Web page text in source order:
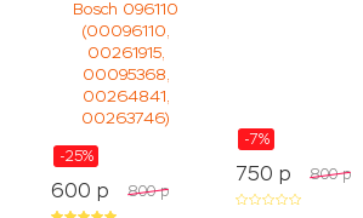
-25%
600 p 800 p
-7%
750 p 800 p